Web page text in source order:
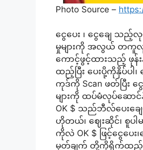
Photo Source –
ငွေပေး ၊ ငွေချေ သည့်
မှုများကို အလွယ် တကူလု
ကောင့်ဖွင့်ထားသည့် ဖုန်
ထည့်ပြီး ပေးပို့ကိုနှိပ်ပါ
ကုဒ်ကို Scan ဖတ်ပြီး ငွ
များကို ထပ်မံလုပ်ဆော
OK $ သည်ဘီလ်ပေးချေ
ဟိုတယ်၊ ဈေးဆိုင်၊ စူပါ
ကိုလဲ OK $ ဖြင့်ငွေပေး
မှတ်ချက် တို့ကိုရိုက်ထည့်ပြီ